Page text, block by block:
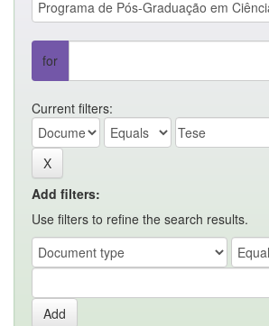
for
Current filters:
Add filters:
Use filters to refine the search results.